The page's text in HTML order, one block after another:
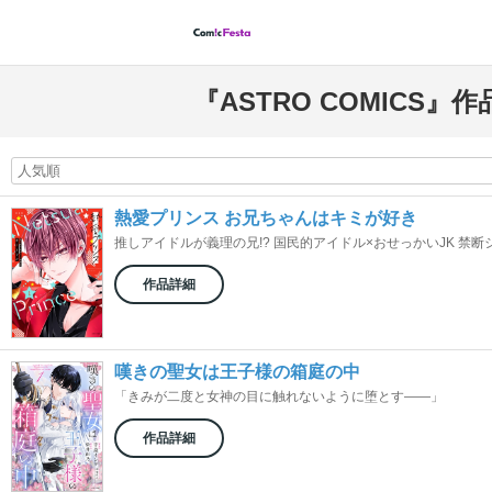
『ASTRO COMICS』作
熱愛プリンス お兄ちゃんはキミが好き
推しアイドルが義理の兄!? 国民的アイドル×おせっかいJK 禁断
作品詳細
嘆きの聖女は王子様の箱庭の中
「きみが二度と女神の目に触れないように堕とす――」
作品詳細